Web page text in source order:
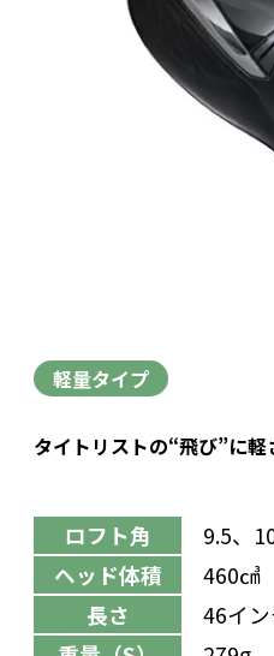
軽量タイプ
タイトリストの“飛び”に
ロフト角
9.5、
ヘッド体積
460㎤
長さ
46イ